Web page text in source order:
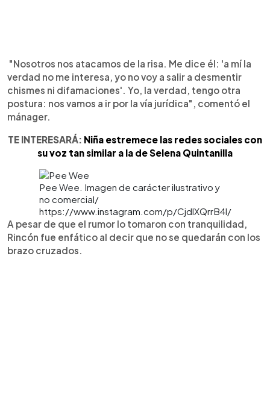
"Nosotros nos atacamos de la risa. Me dice él: 'a mí la
verdad no me interesa, yo no voy a salir a desmentir
chismes ni difamaciones'. Yo, la verdad, tengo otra
postura: nos vamos a ir por la vía jurídica", comentó el
mánager.
TE INTERESARÁ: Niña estremece las redes sociales con
su voz tan similar a la de Selena Quintanilla
Pee Wee. Imagen de carácter ilustrativo y
no comercial/
https://www.instagram.com/p/CjdlXQrrB4l/
A pesar de que el rumor lo tomaron con tranquilidad,
Rincón fue enfático al decir que no se quedarán con los
brazo cruzados.